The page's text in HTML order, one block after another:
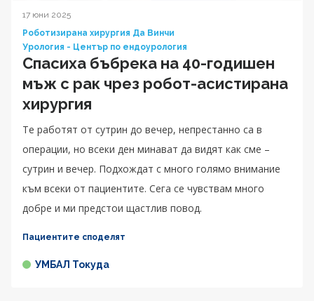
17 юни 2025
Роботизирана хирургия Да Винчи
Урология - Център по ендоурология
Спасиха бъбрека на 40-годишен
мъж с рак чрез робот-асистирана
хирургия
Те работят от сутрин до вечер, непрестанно са в
операции, но всеки ден минават да видят как сме –
сутрин и вечер. Подхождат с много голямо внимание
към всеки от пациентите. Сега се чувствам много
добре и ми предстои щастлив повод.
Пациентите споделят
УМБАЛ Токуда